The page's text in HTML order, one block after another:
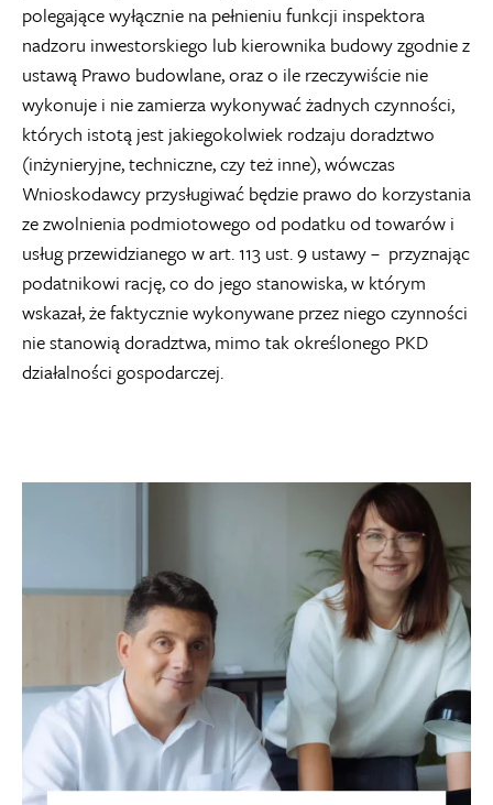
polegające wyłącznie na pełnieniu funkcji inspektora
nadzoru inwestorskiego lub kierownika budowy zgodnie z
ustawą Prawo budowlane, oraz o ile rzeczywiście nie
wykonuje i nie zamierza wykonywać żadnych czynności,
których istotą jest jakiegokolwiek rodzaju doradztwo
(inżynieryjne, techniczne, czy też inne), wówczas
Wnioskodawcy przysługiwać będzie prawo do korzystania
ze zwolnienia podmiotowego od podatku od towarów i
usług przewidzianego w art. 113 ust. 9 ustawy – przyznając
podatnikowi rację, co do jego stanowiska, w którym
wskazał, że faktycznie wykonywane przez niego czynności
nie stanowią doradztwa, mimo tak określonego PKD
działalności gospodarczej.